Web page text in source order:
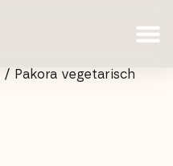
/ Pakora vegetarisch